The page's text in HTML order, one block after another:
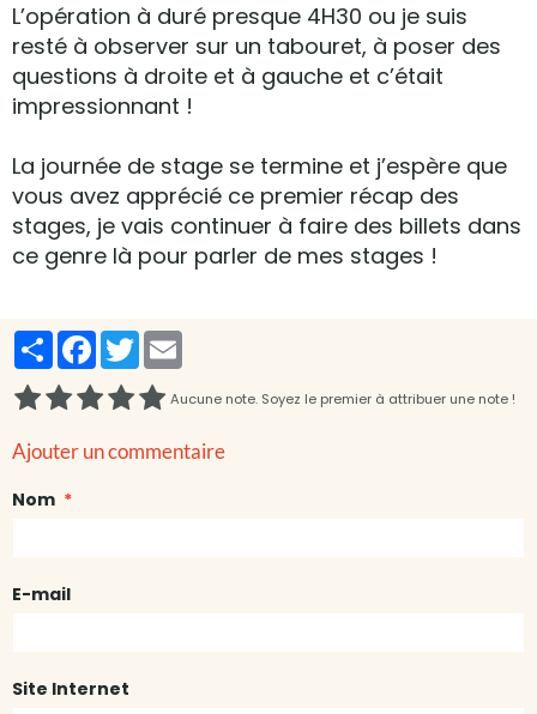
L’opération à duré presque 4H30 ou je suis
resté à observer sur un tabouret, à poser des
questions à droite et à gauche et c’était
impressionnant !
La journée de stage se termine et j’espère que
vous avez apprécié ce premier récap des
stages, je vais continuer à faire des billets dans
ce genre là pour parler de mes stages !
PartagerFacebook
Twitter
Aucune note. Soyez le premier à attribuer une note !
Ajouter un commentaire
Nom
E-mail
Site Internet